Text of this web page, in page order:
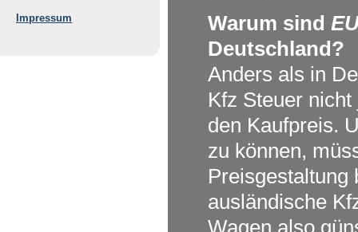
Impressum
Warum sind
Deutschland?
Anders als in
Kfz Steuer
den Kaufpreis.
zu können,
Preisgestaltung
ausländische
Wagen also